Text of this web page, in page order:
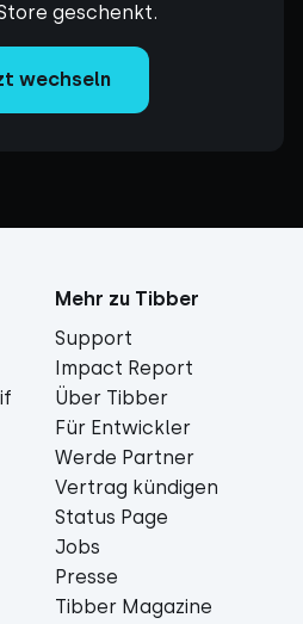
geschenkt.
wechseln
Mehr zu Tibber
Support
Impact Report
Über Tibber
Für Entwickler
Werde Partner
Vertrag kündigen
Status Page
Jobs
Presse
Tibber Magazine